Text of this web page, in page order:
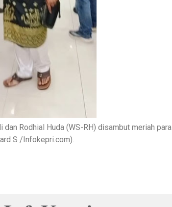
Rodhial Huda (WS-RH) disambut meriah para
S /Infokepri.com).